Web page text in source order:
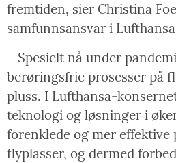
fremtiden, sier Christina
samfunnsansvar i
– Spesielt nå under
berøringsfrie prosesser på
pluss. I Lufthansa-
teknologi og løsninger i
forenklede og mer effektive
flyplasser, og dermed